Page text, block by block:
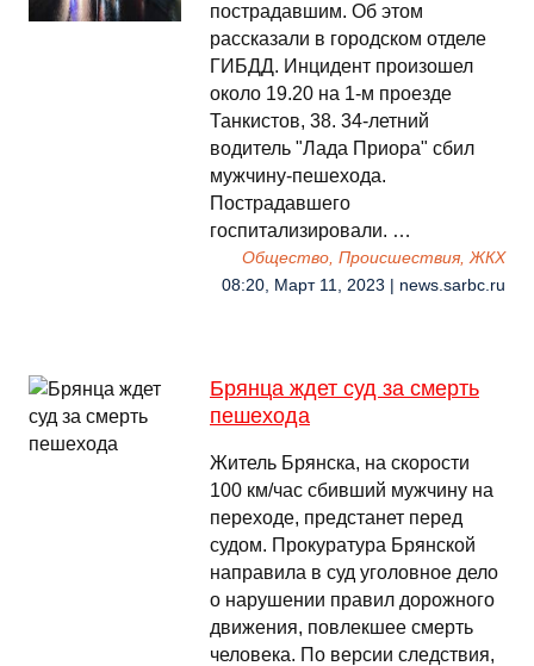
пострадавшим. Об этом
рассказали в городском отделе
ГИБДД. Инцидент произошел
около 19.20 на 1-м проезде
Танкистов, 38. 34-летний
водитель "Лада Приора" сбил
мужчину-пешехода.
Пострадавшего
госпитализировали. …
Общество, Происшествия, ЖКХ
08:20, Март 11, 2023 | news.sarbc.ru
Брянца ждет суд за смерть
пешехода
Житель Брянска, на скорости
100 км/час сбивший мужчину на
переходе, предстанет перед
судом. Прокуратура Брянской
направила в суд уголовное дело
о нарушении правил дорожного
движения, повлекшее смерть
человека. По версии следствия,